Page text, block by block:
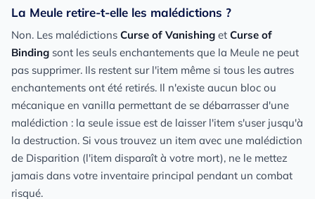
La Meule retire-t-elle les malédictions ?
Non. Les malédictions Curse of Vanishing et Curse of
Binding sont les seuls enchantements que la Meule ne peut
pas supprimer. Ils restent sur l'item même si tous les autres
enchantements ont été retirés. Il n'existe aucun bloc ou
mécanique en vanilla permettant de se débarrasser d'une
malédiction : la seule issue est de laisser l'item s'user jusqu'à
la destruction. Si vous trouvez un item avec une malédiction
de Disparition (l'item disparaît à votre mort), ne le mettez
jamais dans votre inventaire principal pendant un combat
risqué.